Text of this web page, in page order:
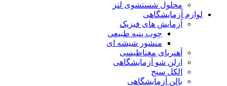
محلول شستشوی لنز
لوازم آزمایشگاهی
آزمایش های فیزیک
چوب پنبه طبیعی
منشور شیشه ای
آهنربای مغناطیسی
ارلن شو آزمایشگاهی
الکل سنج
بالن آزمایشگاهی